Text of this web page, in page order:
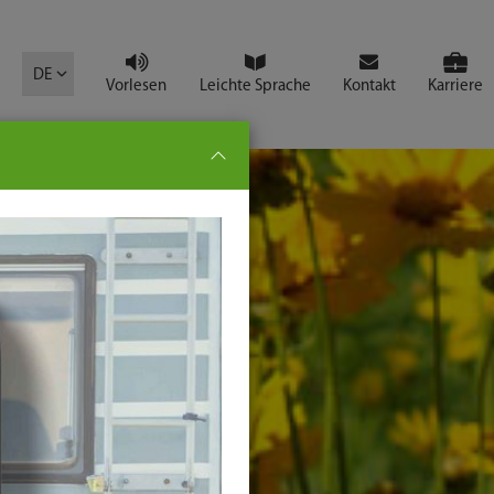
DE
Vorlesen Leichte Sprache Kontakt Karriere